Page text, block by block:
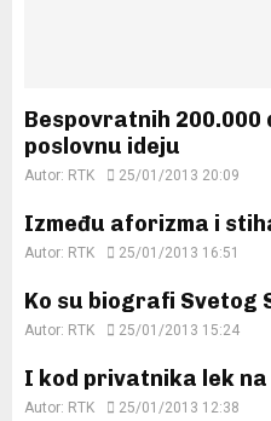
Bespovratnih
poslovnu ideju
Autor: RTK 25/01/2013 20:09
Između aforizma i
Autor: RTK 25/01/2013 16:51
Ko su biografi Svetog
Autor: RTK 25/01/2013 15:24
I kod privatnika lek
Autor: RTK 25/01/2013 12:38